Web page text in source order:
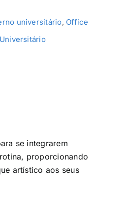
universitário, Office
se integrarem
proporcionando
artístico aos seus